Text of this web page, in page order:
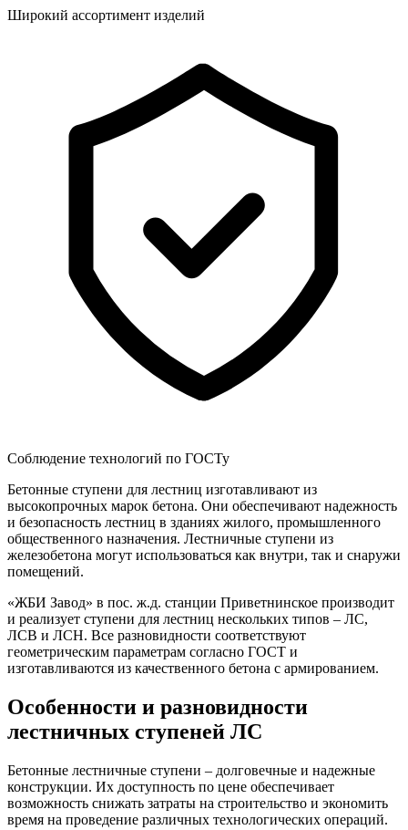
Широкий ассортимент изделий
Соблюдение технологий по ГОСТу
Бетонные ступени для лестниц изготавливают из
высокопрочных марок бетона. Они обеспечивают надежность
и безопасность лестниц в зданиях жилого, промышленного
общественного назначения. Лестничные ступени из
железобетона могут использоваться как внутри, так и снаружи
помещений.
«ЖБИ Завод» в пос. ж.д. станции Приветнинское производит
и реализует ступени для лестниц нескольких типов – ЛС,
ЛСВ и ЛСН. Все разновидности соответствуют
геометрическим параметрам согласно ГОСТ и
изготавливаются из качественного бетона с армированием.
Особенности и разновидности
лестничных ступеней ЛС
Бетонные лестничные ступени – долговечные и надежные
конструкции. Их доступность по цене обеспечивает
возможность снижать затраты на строительство и экономить
время на проведение различных технологических операций.